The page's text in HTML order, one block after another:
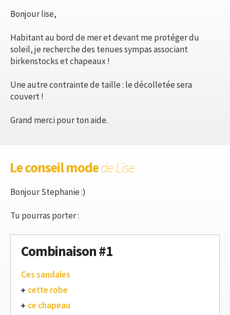
Bonjour lise,
Habitant au bord de mer et devant me protéger du
soleil, je recherche des tenues sympas associant
birkenstocks et chapeaux !
Une autre contrainte de taille : le décolletée sera
couvert !
Grand merci pour ton aide.
Le conseil modede Lise
Bonjour Stephanie :)
Tu pourras porter :
Combinaison #1
Ces sandales
cette robe
ce chapeau